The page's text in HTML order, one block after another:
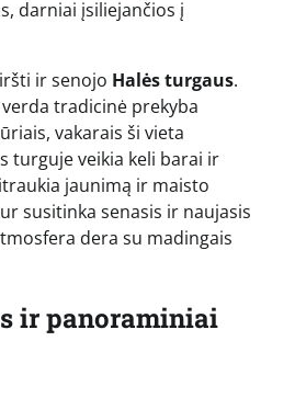
darniai įsiliejančios į
ir senojo Halės turgaus.
tradicinė prekyba
vakarais ši vieta
turguje veikia keli barai ir
jaunimą ir maisto
susitinka senasis ir naujasis
dera su madingais
ir panoraminiai